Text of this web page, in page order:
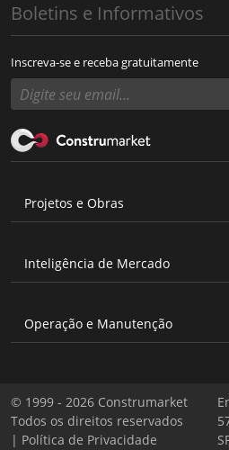
Boletins e Informativos
Inscreva-se e receba gratuitamente
Projetos e Obras
Inteligência de Mercado
Operação e Manutenção
© 1999 - 2026 Construmarket
Todos os direitos reservados
| Política de Privacidade